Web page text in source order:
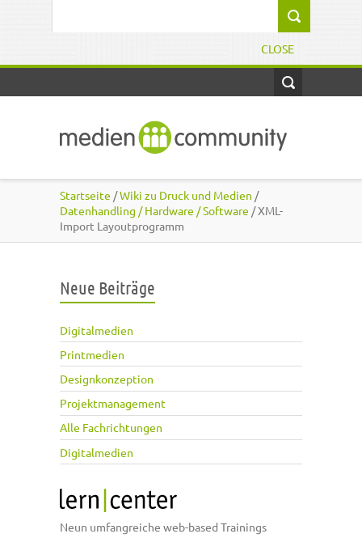
CLOSE
Startseite /Wiki zu Druck und Medien /
Datenhandling / Hardware / Software / XML-
Import Layoutprogramm
Neue Beiträge
Digitalmedien
Printmedien
Designkonzeption
Projektmanagement
Alle Fachrichtungen
Digitalmedien
Neun umfangreiche web-based Trainings